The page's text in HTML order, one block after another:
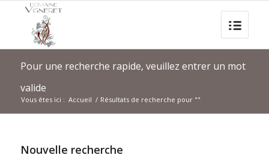
Pour une recherche rapide, veuillez entrer un mot
valide
Vous êtes ici : Accueil / Résultats de recherche pour ""
Nouvelle recherche